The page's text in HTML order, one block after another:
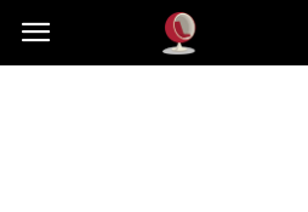
Dekoteria.pl